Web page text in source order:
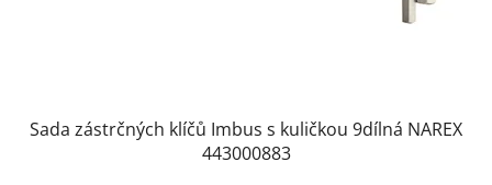
Sada zástrčných klíčů Imbus s kuličkou 9dílná NAREX
443000883